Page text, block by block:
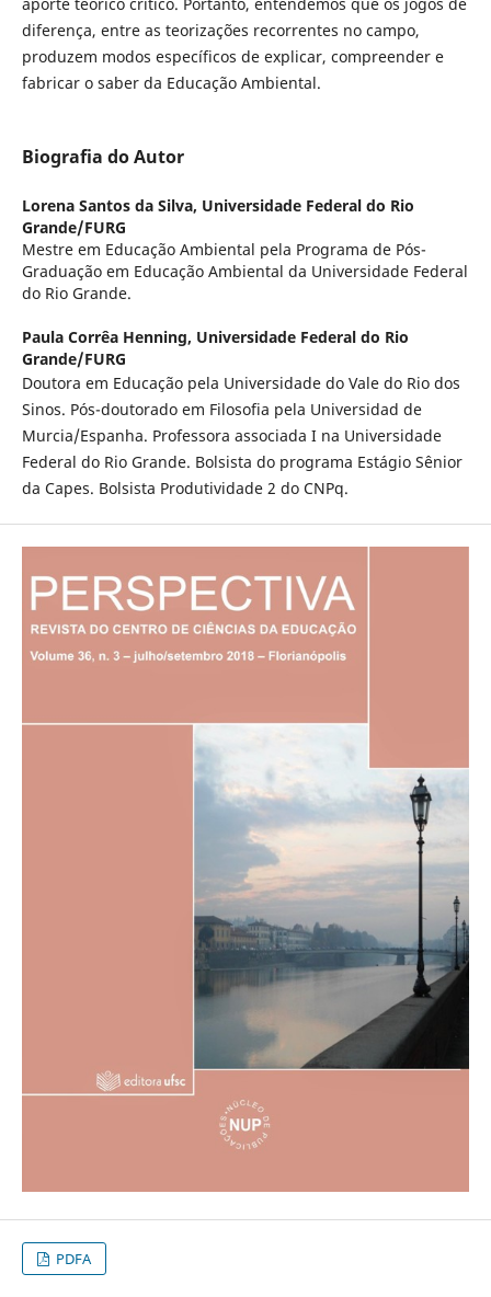
aporte teórico crítico. Portanto, entendemos que os jogos de
diferença, entre as teorizações recorrentes no campo,
produzem modos específicos de explicar, compreender e
fabricar o saber da Educação Ambiental.
Biografia do Autor
Lorena Santos da Silva, Universidade Federal do Rio
Grande/FURG
Mestre em Educação Ambiental pela Programa de Pós-
Graduação em Educação Ambiental da Universidade Federal
do Rio Grande.
Paula Corrêa Henning, Universidade Federal do Rio
Grande/FURG
Doutora em Educação pela Universidade do Vale do Rio dos
Sinos. Pós-doutorado em Filosofia pela Universidad de
Murcia/Espanha. Professora associada I na Universidade
Federal do Rio Grande. Bolsista do programa Estágio Sênior
da Capes. Bolsista Produtividade 2 do CNPq.
PDFA